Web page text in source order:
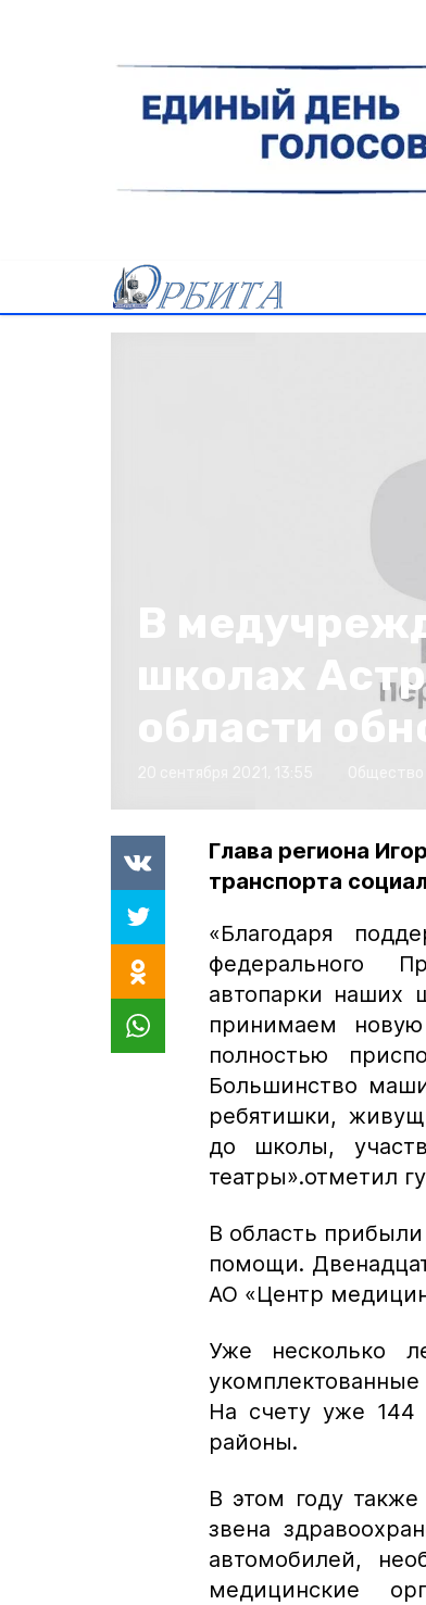
В
школах
области
Глава региона
транспорта
«Благодаря
федерального
автопарки наших
принимаем
полностью
Большинство
ребятишки,
до школы,
театры».отметил
В область
помощи.
АО «Центр
Уже несколько
На счету уже 144
районы.
В этом году
звена
автомобилей,
медицинские